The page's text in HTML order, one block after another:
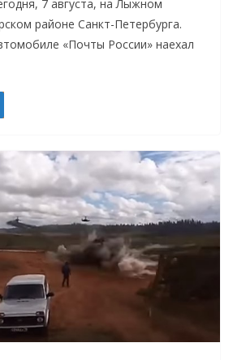
7 августа, на Лыжном
районе Санкт-Петербурга.
«Почты России» наехал